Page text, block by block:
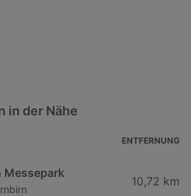
in der Nähe
ENTFERNUNG
Messepark
10,72 km